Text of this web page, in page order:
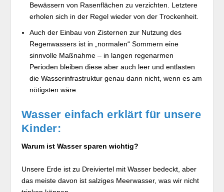
Bewässern von Rasenflächen zu verzichten. Letztere
erholen sich in der Regel wieder von der Trockenheit.
Auch der Einbau von Zisternen zur Nutzung des
Regenwassers ist in „normalen“ Sommern eine
sinnvolle Maßnahme – in langen regenarmen
Perioden bleiben diese aber auch leer und entlasten
die Wasserinfrastruktur genau dann nicht, wenn es am
nötigsten wäre.
Wasser einfach erklärt für unsere
Kinder:
Warum ist Wasser sparen wichtig?
Unsere Erde ist zu Dreiviertel mit Wasser bedeckt, aber
das meiste davon ist salziges Meerwasser, was wir nicht